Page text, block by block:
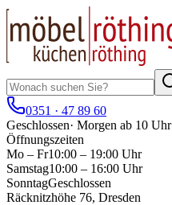
0351 · 47 89 60
Geschlossen· Morgen ab 10 Uhr
Öffnungszeiten
Mo – Fr10:00 – 19:00 Uhr
Samstag10:00 – 16:00 Uhr
SonntagGeschlossen
Räcknitzhöhe 76, Dresden